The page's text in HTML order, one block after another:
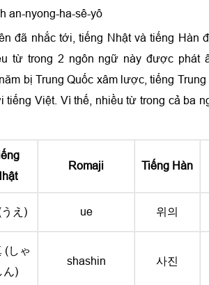
an-nyong-ha-sê-yô
đã nhắc tới, tiếng Nhật và tiếng Hàn
từ trong 2 ngôn ngữ này được phát
bị Trung Quốc xâm lược, tiếng
tiếng Việt. Vì thế, nhiều từ trong cả ba
Romaji Tiếng Hàn
うえ) ue 위의
(しゃ
ん)
shashin 사진